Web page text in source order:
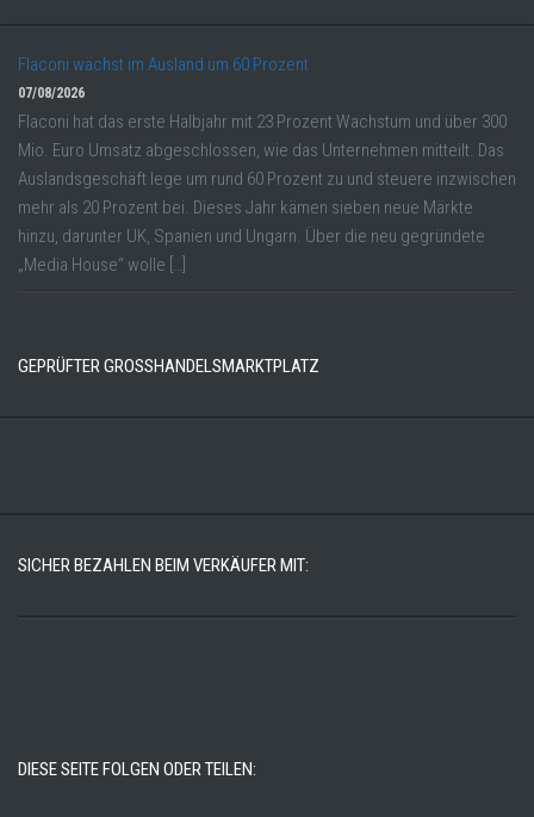
Flaconi wächst im Ausland um 60 Prozent
07/08/2026
Flaconi hat das erste Halbjahr mit 23 Prozent Wachstum und über 300
Mio. Euro Umsatz abgeschlossen, wie das Unternehmen mitteilt. Das
Auslandsgeschäft lege um rund 60 Prozent zu und steuere inzwischen
mehr als 20 Prozent bei. Dieses Jahr kämen sieben neue Märkte
hinzu, darunter UK, Spanien und Ungarn. Über die neu gegründete
„Media House“ wolle […]
GEPRÜFTER GROSSHANDELSMARKTPLATZ
SICHER BEZAHLEN BEIM VERKÄUFER MIT:
DIESE SEITE FOLGEN ODER TEILEN: